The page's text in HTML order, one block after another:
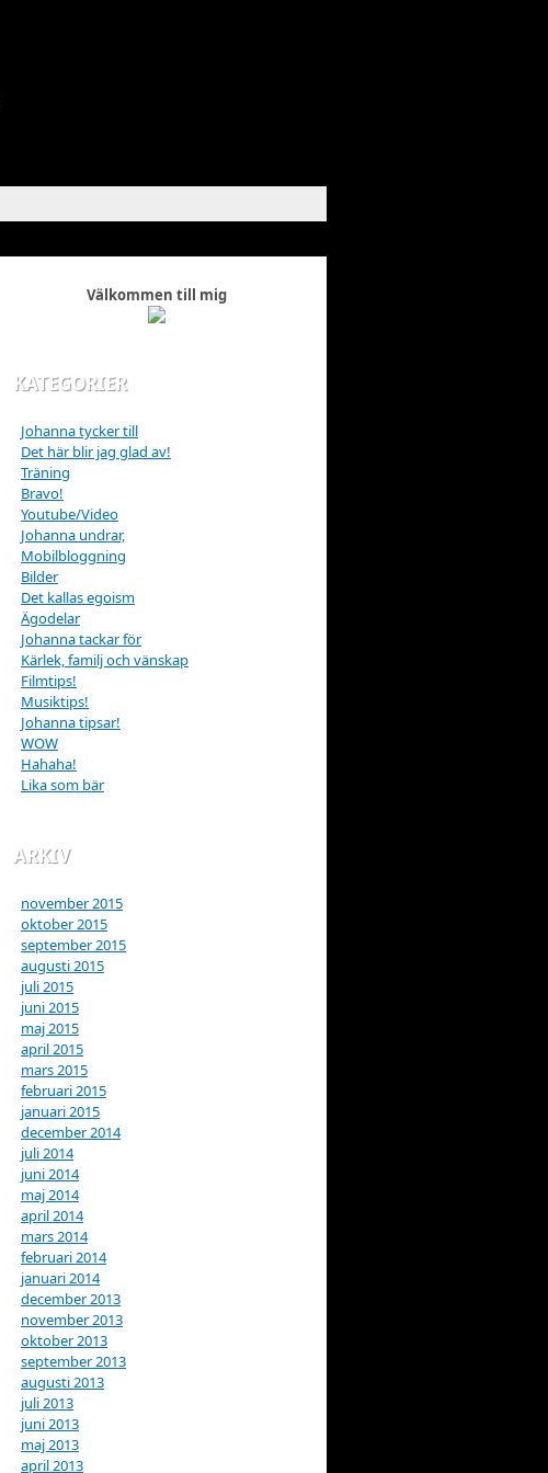
Välkommen till mig
KATEGORIER
Johanna tycker till
Det här blir jag glad av!
Träning
Bravo!
Youtube/Video
Johanna undrar,
Mobilbloggning
Bilder
Det kallas egoism
Ägodelar
Johanna tackar för
Kärlek, familj och vänskap
Filmtips!
Musiktips!
Johanna tipsar!
WOW
Hahaha!
Lika som bär
ARKIV
november 2015
oktober 2015
september 2015
augusti 2015
juli 2015
juni 2015
maj 2015
april 2015
mars 2015
februari 2015
januari 2015
december 2014
juli 2014
juni 2014
maj 2014
april 2014
mars 2014
februari 2014
januari 2014
december 2013
november 2013
oktober 2013
september 2013
augusti 2013
juli 2013
juni 2013
maj 2013
april 2013